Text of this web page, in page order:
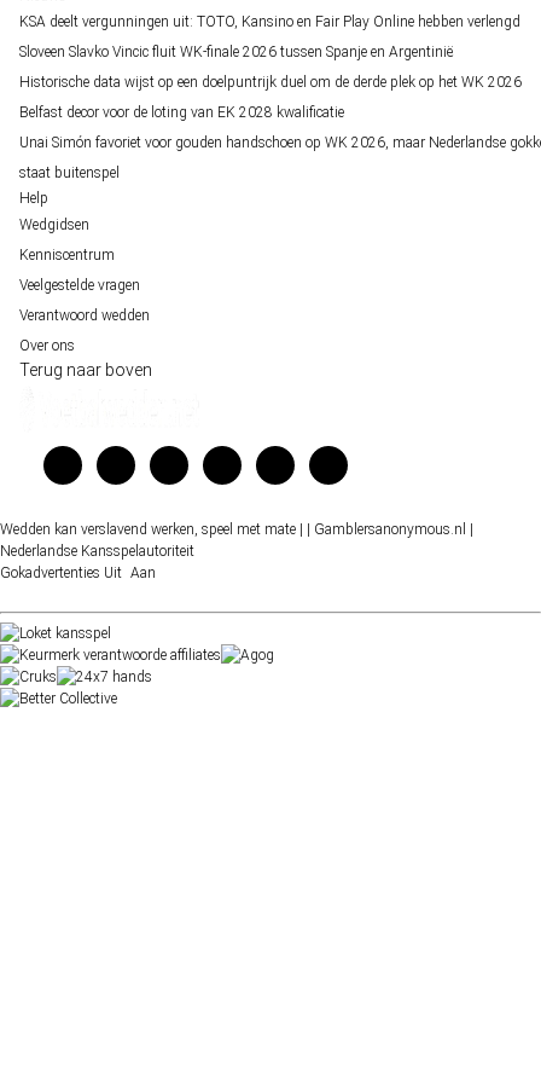
KSA deelt vergunningen uit: TOTO, Kansino en Fair Play Online hebben verlengd
Sloveen Slavko Vincic fluit WK-finale 2026 tussen Spanje en Argentinië
Historische data wijst op een doelpuntrijk duel om de derde plek op het WK 2026
Belfast decor voor de loting van EK 2028 kwalificatie
Unai Simón favoriet voor gouden handschoen op WK 2026, maar Nederlandse
staat buitenspel
Help
Wedgidsen
Kenniscentrum
Veelgestelde vragen
Verantwoord wedden
Over ons
Terug naar boven
Wedden kan verslavend werken, speel met mate | | Gamblersanonymous.nl
Nederlandse Kansspelautoriteit
Gokadvertenties Uit Aan